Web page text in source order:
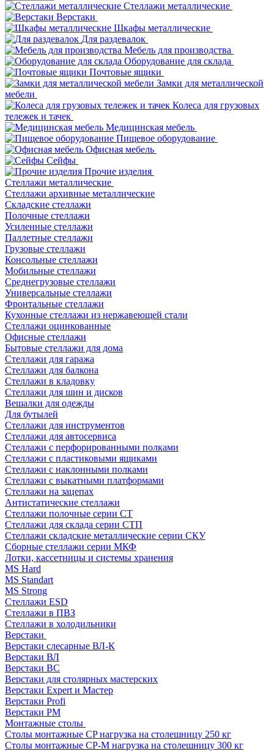
Стеллажи металлические
Верстаки
Шкафы металлические
Для раздевалок
Мебель для производства
Оборудование для склада
Почтовые ящики
Замки для металлической
мебели
Колеса для грузовых
тележек и тачек
Медицинская мебель
Пищевое оборудование
Офисная мебель
Сейфы
Прочие изделия
Стеллажи металлические
Cтеллажи архивные металлические
Складские стеллажи
Полочные стеллажи
Усиленные стеллажи
Паллетные стеллажи
Грузовые стеллажи
Консольные стеллажи
Мобильные стеллажи
Среднегрузовые стеллажи
Универсальные стеллажи
Фронтальные стеллажи
Кухонные стеллажи из нержавеющей стали
Стеллажи оцинкованные
Офисные стеллажи
Бытовые стеллажи для дома
Стеллажи для гаража
Стеллажи для балкона
Стеллажи в кладовку
Стеллажи для шин и дисков
Вешалки для одежды
Для бутылей
Стеллажи для инструментов
Стеллажи для автосервиса
Стеллажи с перфорированными полками
Стеллажи с пластиковыми ящиками
Стеллажи с наклонными полками
Стеллажи с выкатными платформами
Стеллажи на зацепах
Антистатические стеллажи
Стеллажи полочные серии СТ
Стеллажи для склада серии СТП
Стеллажи складские металлические серии СКУ
Сборные стеллажи серии МКФ
Лотки, кассетницы и системы хранения
MS Hard
MS Standart
MS Strong
Стеллажи ESD
Стеллажи в ПВЗ
Стеллажи в холодильники
Верстаки
Верстаки слесарные ВЛ-К
Верстаки ВЛ
Верстаки ВС
Верстаки для столярных мастерских
Верстаки Expert и Мастер
Верстаки Profi
Верстаки РМ
Монтажные столы
Столы монтажные СP нагрузка на столешницу 250 кг
Столы монтажные СР-М нагрузка на столешницу 300 кг